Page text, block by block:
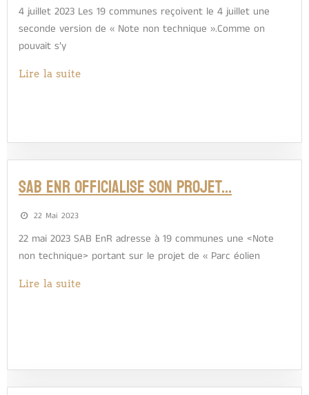
4 juillet 2023 Les 19 communes reçoivent le 4 juillet une
seconde version de « Note non technique ».Comme on
pouvait s’y
Lire la suite
SAB ENR OFFICIALISE SON PROJET…
22 Mai 2023
22 mai 2023 SAB EnR adresse à 19 communes une <Note
non technique> portant sur le projet de « Parc éolien
Lire la suite